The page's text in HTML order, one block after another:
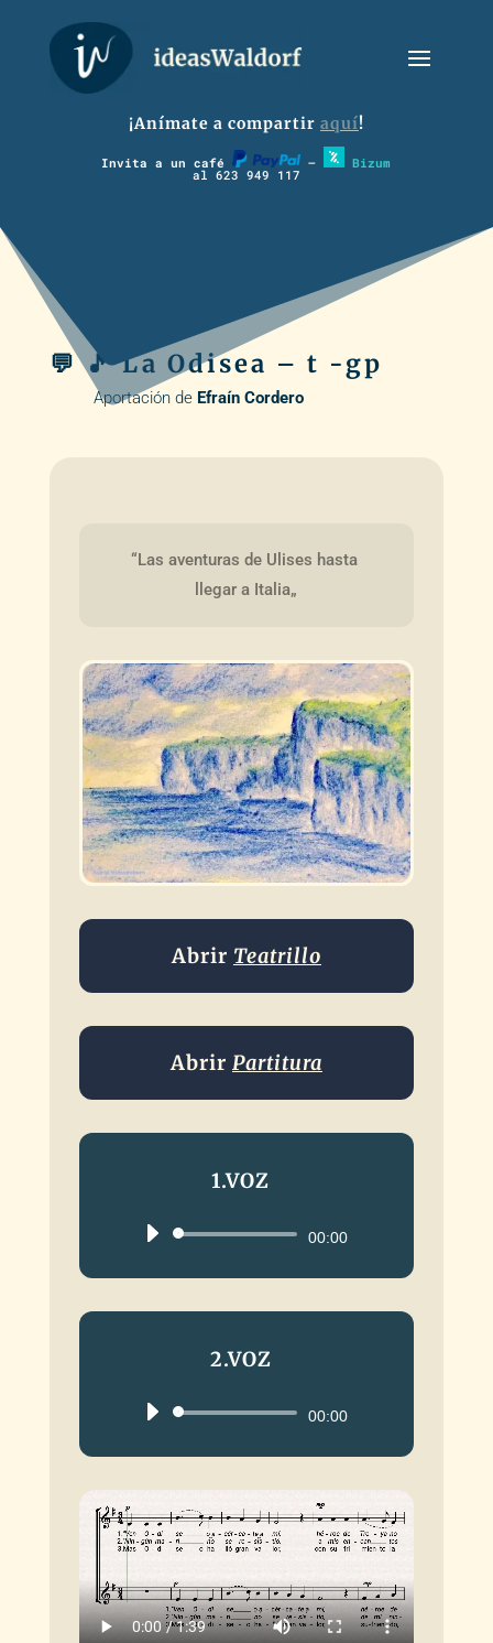
¡Anímate a compartir aquí!
Invita a un café – Bizum
al 623 949 117
💬 🎵 La Odisea – t -gp
Aportación de Efraín Cordero
“Las aventuras de Ulises hasta
llegar a Italia„
Abrir Teatrillo
Abrir Partitura
1.VOZ
Reproductor00:00
2.VOZ
Reproductor00:00